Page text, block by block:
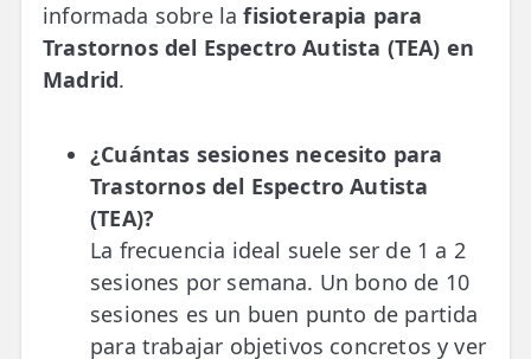
informada sobre lafisioterapia para
Trastornos del Espectro Autista (TEA) en
Madrid.
¿Cuántas sesiones necesito para
Trastornos del Espectro Autista
(TEA)?
La frecuencia ideal suele ser de 1 a 2
sesiones por semana. Un bono de 10
sesiones es un buen punto de partida
para trabajar objetivos concretos y ver